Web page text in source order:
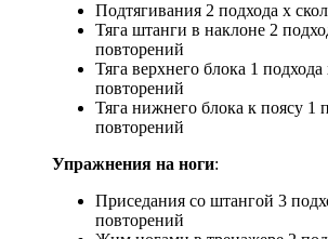
Подтягивания 2 подхода х
Тяга штанги в наклоне 2
повторений
Тяга верхнего блока 1 подхода
повторений
Тяга нижнего блока к поясу 1
повторений
Упражнения на ноги:
Приседания со штангой 3
повторений